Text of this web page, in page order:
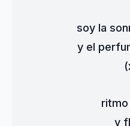
soy la
y el
y